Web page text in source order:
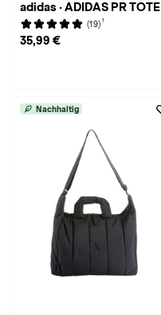
adidas · ADIDAS PR TOTE
(19) 1
35,99 €
Nachhaltig